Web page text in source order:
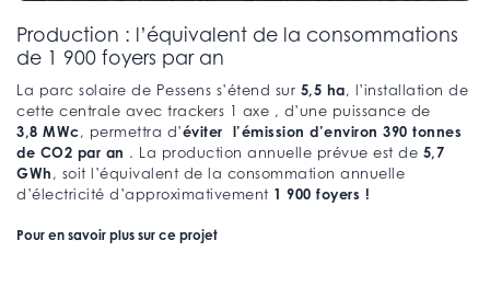
Production : l’équivalent de la consommations
de 1 900 foyers par an
La parc solaire de Pessens s’étend sur 5,5 ha, l’installation de
cette centrale avec trackers 1 axe , d’une puissance de
3,8 MWc, permettra d’éviter l’émission d’environ 390 tonnes
de CO2 par an . La production annuelle prévue est de 5,7
GWh , soit l’équivalent de la consommation annuelle
d’électricité d’approximativement 1 900 foyers !
Pour en savoir plus sur ce projet